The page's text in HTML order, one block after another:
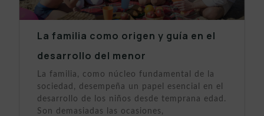
La familia como origen y guía en el
desarrollo del menor
La familia, como núcleo fundamental de la
sociedad, desempeña un papel esencial en el
desarrollo de los niños desde temprana edad.
Son demasiadas las ocasiones,